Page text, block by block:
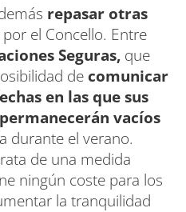
repasar otras
el Concello. Entre
Seguras, que
de comunicar
en las que sus
vacíos
durante el verano.
de una medida
ningún coste para los
la tranquilidad